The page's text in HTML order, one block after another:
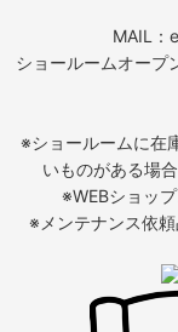
MAIL：
ショールームオープ
※ショールームに在
いものがある場
※WEBショッ
※メンテナンス依頼